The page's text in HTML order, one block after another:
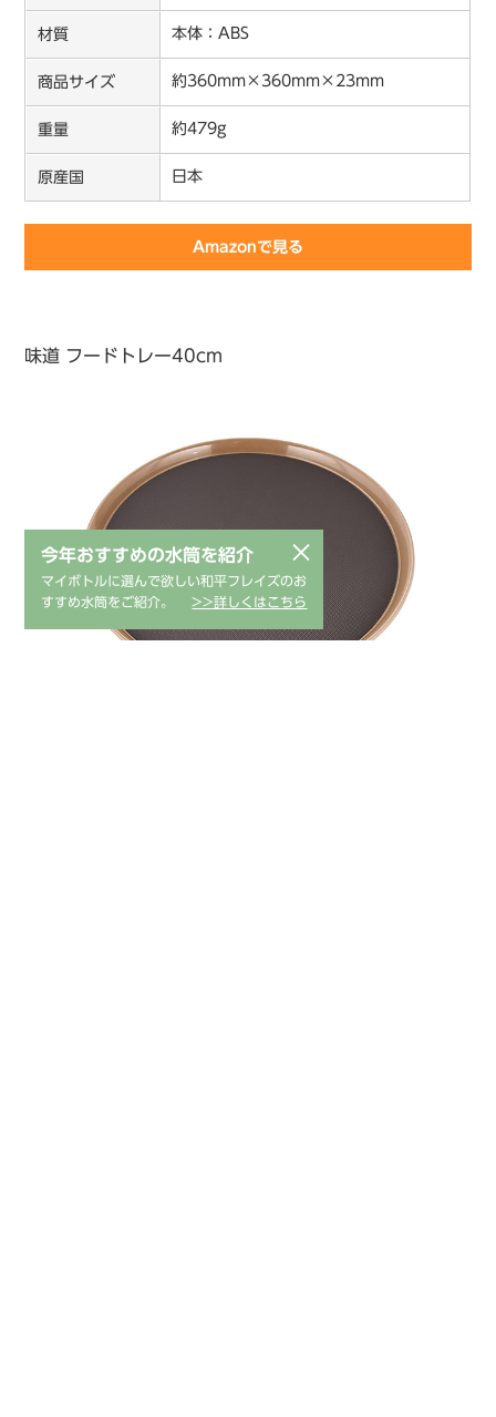
材質 本体：ABS
商品サイズ 約360mm×360mm×23mm
重量 約479g
原産国 日本
Amazonで見る
味道 フードトレー40cm
×
今年おすすめの水筒を紹介
マイボトルに選んで欲しい和平フレイズのお
すすめ水筒をご紹介。
>>詳しくはこちら